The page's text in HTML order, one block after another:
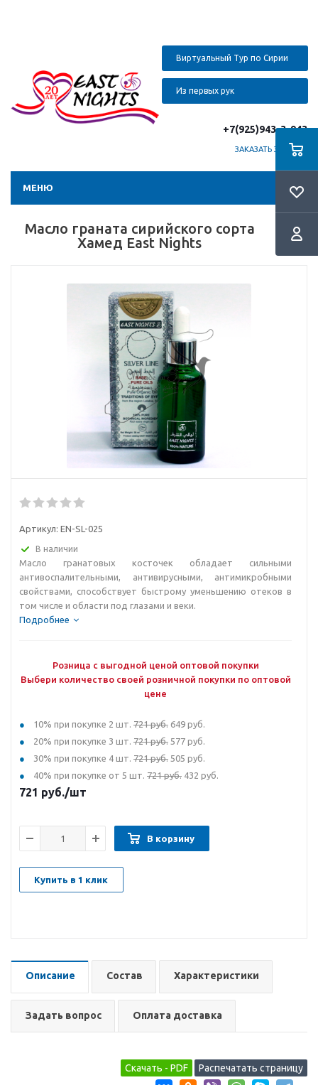
Виртуальный Тур по Сирии
Из первых рук
+7(925)943-3-943
ЗАКАЗАТЬ ЗВОНОК
МЕНЮ
Масло граната сирийского сорта
Хамед East Nights
Артикул: EN-SL-025
В наличии
Масло гранатовых косточек обладает сильными
антивоспалительными, антивирусными, антимикробными
свойствами, способствует быстрому уменьшению отеков в
том числе и области под глазами и веки.
Подробнее
Розница с выгодной ценой оптовой покупки
Выбери количество своей розничной покупки по оптовой
цене
10% при покупке 2 шт. 721 руб. 649 руб.
20% при покупке 3 шт. 721 руб. 577 руб.
30% при покупке 4 шт. 721 руб. 505 руб.
40% при покупке от 5 шт. 721 руб. 432 руб.
721 руб./шт
В корзину
Купить в 1 клик
Описание Состав Характеристики
Задать вопрос Оплата доставка